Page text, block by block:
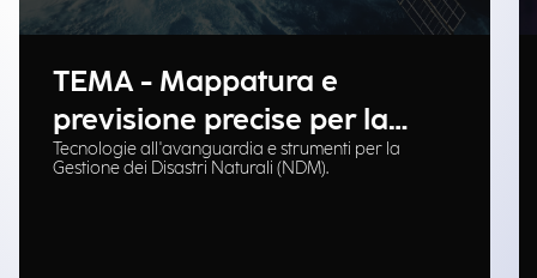
TEMA - Mappatura e
previsione precise per la
gestione delle emergenze
Tecnologie all'avanguardia e strumenti per la
Gestione dei Disastri Naturali (NDM).